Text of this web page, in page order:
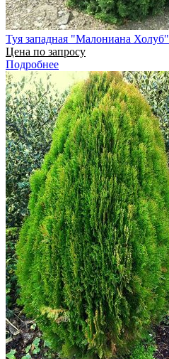
Туя западная "Малониана Холуб"
Цена по запросу
Подробнее